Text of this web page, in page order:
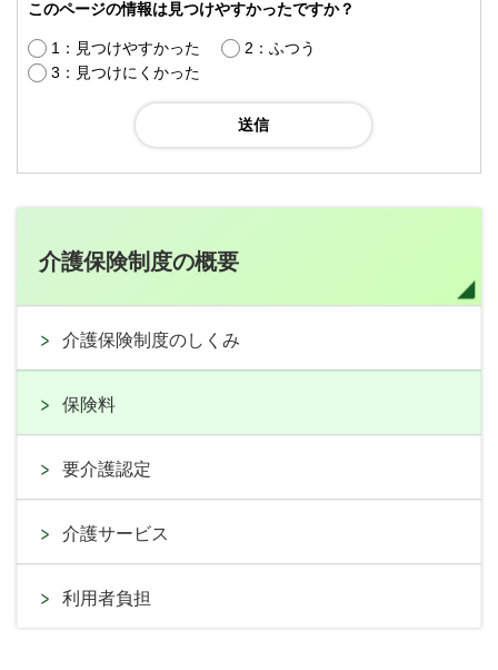
このページの情報は見つけやすかったですか？
1：見つけやすかった
2：ふつう
3：見つけにくかった
介護保険制度の概要
介護保険制度のしくみ
保険料
要介護認定
介護サービス
利用者負担